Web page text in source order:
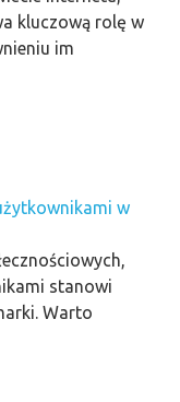
kluczową rolę w
im
w
stanowi
Warto